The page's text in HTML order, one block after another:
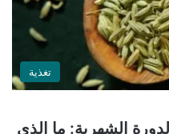
تغذية
الشهرية: ما الذي